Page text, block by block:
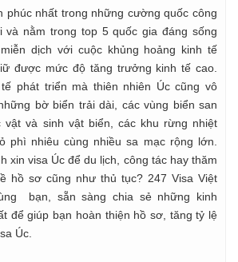
phúc nhất trong những cường quốc công
và nằm trong top 5 quốc gia đáng sống
dịch với cuộc khủng hoảng kinh tế
được mức độ tăng trưởng kinh tế cao.
phát triển mà thiên nhiên Úc cũng vô
bờ biển trải dài, các vùng biển san
vật và sinh vật biển, các khu rừng nhiệt
phì nhiêu cùng nhiều sa mạc rộng lớn.
xin visa Úc để du lịch, công tác hay thăm
hồ sơ cũng như thủ tục? 247 Visa Việt
bạn, sẵn sàng chia sẻ những kinh
để giúp bạn hoàn thiện hồ sơ, tăng tỷ lệ
Úc.